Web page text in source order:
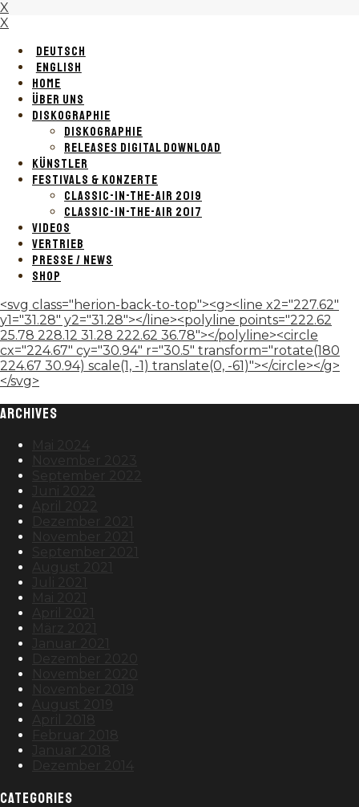
X
X
DEUTSCH
ENGLISH
HOME
ÜBER UNS
DISKOGRAPHIE
DISKOGRAPHIE
RELEASES DIGITAL DOWNLOAD
KÜNSTLER
FESTIVALS & KONZERTE
CLASSIC-IN-THE-AIR 2019
CLASSIC-IN-THE-AIR 2017
VIDEOS
VERTRIEB
PRESSE / NEWS
SHOP
<svg class="herion-back-to-top"><g><line x2="227.62"
y1="31.28" y2="31.28"></line><polyline points="222.62
25.78 228.12 31.28 222.62 36.78"></polyline><circle
cx="224.67" cy="30.94" r="30.5" transform="rotate(180
224.67 30.94) scale(1, -1) translate(0, -61)"></circle></g>
</svg>
ARCHIVES
CATEGORIES